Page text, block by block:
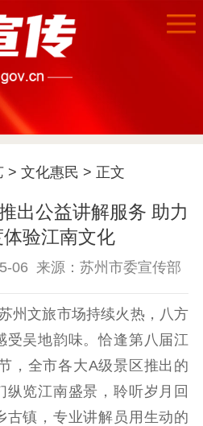
首页
苏要闻
示公告
公开制度
信息公开指南
作动态
论武装
传宣讲 研究阐释
> 文化惠民 > 正文
出公益讲解服务 助力
验江南文化
06 来源：苏州市委宣传部
文旅市场持续火热，八方
受吴地韵味。恰逢第八届江
，全市各大A级景区推出的
纵览江南盛景，聆听岁月回
古镇，专业讲解员用生动的